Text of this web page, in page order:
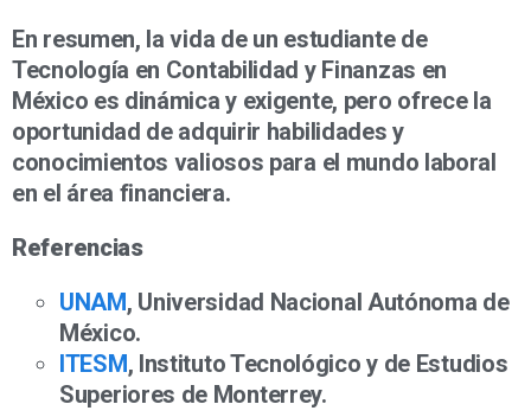
En resumen, la vida de un estudiante de
Tecnología en Contabilidad y Finanzas en
México es dinámica y exigente, pero ofrece la
oportunidad de adquirir habilidades y
conocimientos valiosos para el mundo laboral
en el área financiera.
Referencias
UNAM, Universidad Nacional Autónoma de
México.
ITESM, Instituto Tecnológico y de Estudios
Superiores de Monterrey.